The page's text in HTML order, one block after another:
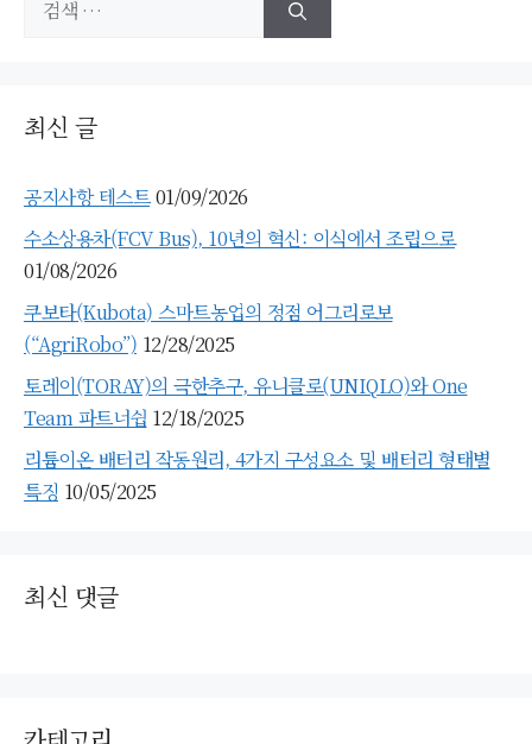
최신 글
공지사항 테스트 01/09/2026
수소상용차(FCV Bus), 10년의 혁신: 이식에서 조립으로
01/08/2026
쿠보타(Kubota) 스마트농업의 정점 어그리로보
(“AgriRobo”) 12/28/2025
토레이(TORAY)의 극한추구, 유니클로(UNIQLO)와 One
Team 파트너쉽 12/18/2025
리튬이온 배터리 작동원리, 4가지 구성요소 및 배터리 형태별
특징 10/05/2025
최신 댓글